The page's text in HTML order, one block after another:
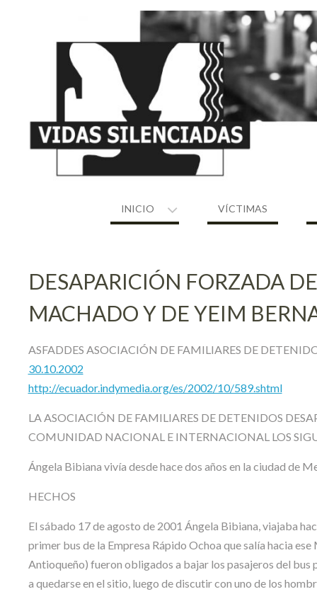
INICIO VÍCTIMAS
DESAPARICIÓN FORZADA
MACHADO Y DE YEIM
ASFADDES ASOCIACIÓN DE FAMILIARES DE
30.10.2002
http://ecuador.indymedia.org/es/2002/10/589.shtml
LA ASOCIACIÓN DE FAMILIARES DE DETENIDOS
COMUNIDAD NACIONAL E INTERNACIONAL LOS
Ángela Bibiana vivía desde hace dos años en la ciudad de
HECHOS
El sábado 17 de agosto de 2001 Ángela Bibiana, viajaba
primer bus de la Empresa Rápido Ochoa que salía hacia
Antioqueño) fueron obligados a bajar los pasajeros del
a quedarse en el sitio, luego de discutir con uno de los